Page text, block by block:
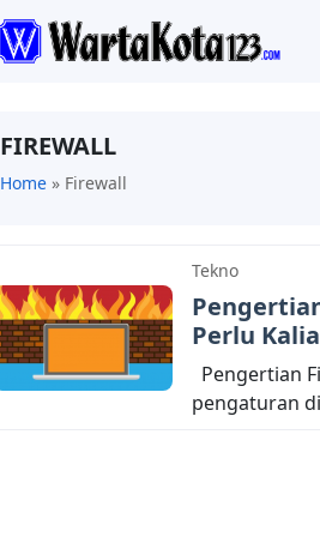
FIREWALL
Home » Firewall
Tekno
Perlu
Pengertian
pengaturan